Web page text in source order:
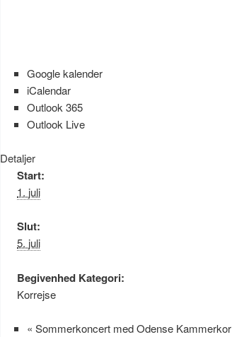
Google kalender
iCalendar
Outlook 365
Outlook Live
Detaljer
Start:
1. juli
Slut:
5. juli
Begivenhed Kategori:
Korrejse
« Sommerkoncert med Odense Kammerkor